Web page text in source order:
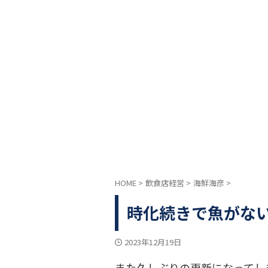
HOME > 飲食店経営 > 海鮮海彦 >
時化続きで魚がな
2023年12月19日